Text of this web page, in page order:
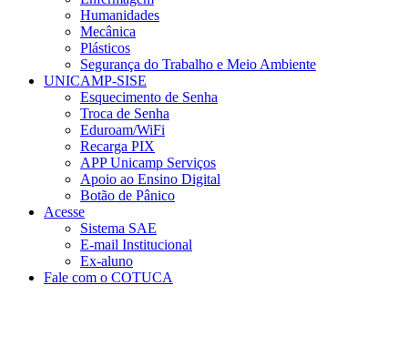
Humanidades
Mecânica
Plásticos
Segurança do Trabalho e Meio Ambiente
UNICAMP-SISE
Esquecimento de Senha
Troca de Senha
Eduroam/WiFi
Recarga PIX
APP Unicamp Serviços
Apoio ao Ensino Digital
Botão de Pânico
Acesse
Sistema SAE
E-mail Institucional
Ex-aluno
Fale com o COTUCA